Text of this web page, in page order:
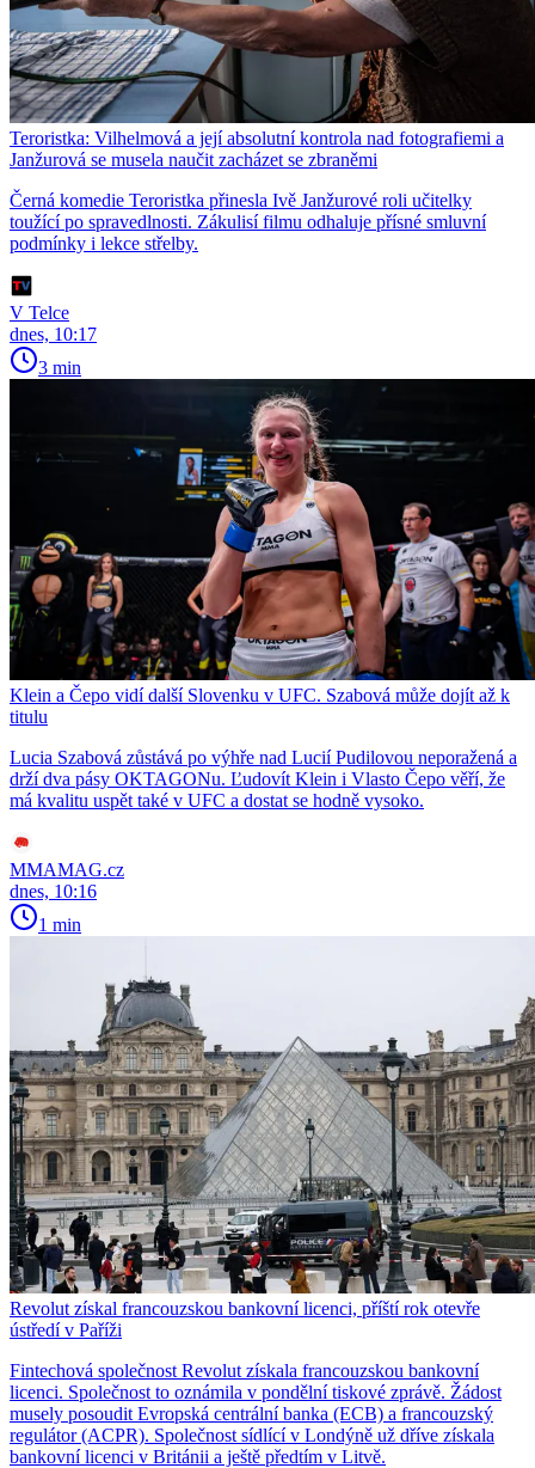
Teroristka: Vilhelmová a její absolutní kontrola nad fotografiemi a
Janžurová se musela naučit zacházet se zbraněmi
Černá komedie Teroristka přinesla Ivě Janžurové roli učitelky
toužící po spravedlnosti. Zákulisí filmu odhaluje přísné smluvní
podmínky i lekce střelby.
V Telce
dnes, 10:17
3 min
Klein a Čepo vidí další Slovenku v UFC. Szabová může dojít až k
titulu
Lucia Szabová zůstává po výhře nad Lucií Pudilovou neporažená a
drží dva pásy OKTAGONu. Ľudovít Klein i Vlasto Čepo věří, že
má kvalitu uspět také v UFC a dostat se hodně vysoko.
MMAMAG.cz
dnes, 10:16
1 min
Revolut získal francouzskou bankovní licenci, příští rok otevře
ústředí v Paříži
Fintechová společnost Revolut získala francouzskou bankovní
licenci. Společnost to oznámila v pondělní tiskové zprávě. Žádost
musely posoudit Evropská centrální banka (ECB) a francouzský
regulátor (ACPR). Společnost sídlící v Londýně už dříve získala
bankovní licenci v Británii a ještě předtím v Litvě.